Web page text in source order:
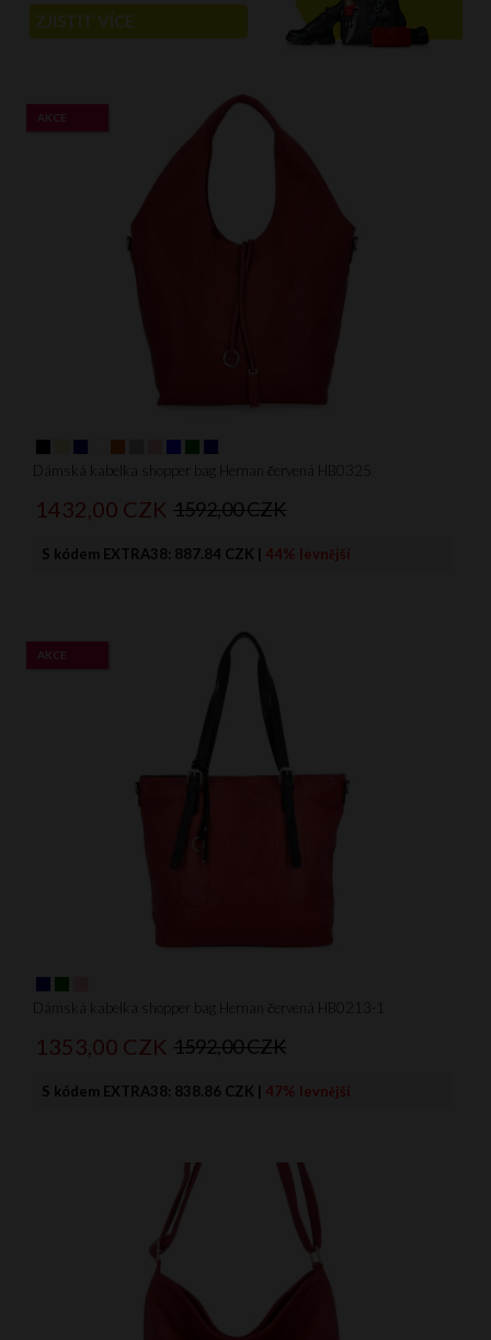
ZJISTIT VÍCE
Dámská kabelka shopper bag Hernan červená HB0325
AKCE
1432,00 CZK 1592,00 CZK
S kódem EXTRA38: 887.84 CZK | 44% levnější
Dámská kabelka shopper bag Hernan červená HB0213-1
AKCE
1353,00 CZK 1592,00 CZK
S kódem EXTRA38: 838.86 CZK | 47% levnější